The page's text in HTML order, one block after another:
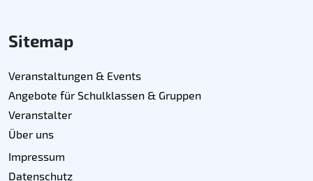
Sitemap
Veranstaltungen & Events
Angebote für Schulklassen & Gruppen
Veranstalter
Über uns
Impressum
Datenschutz